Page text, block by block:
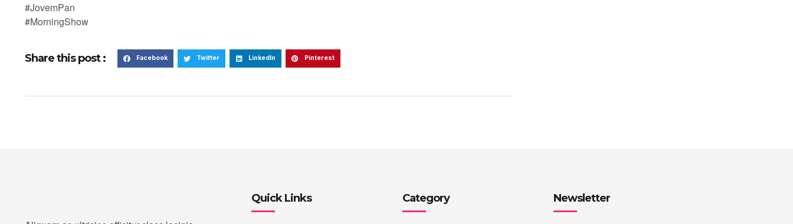
#JovemPan
#MorningShow
Share this post : Facebook Twitter LinkedIn Pinterest
Quick Links Category Newsletter